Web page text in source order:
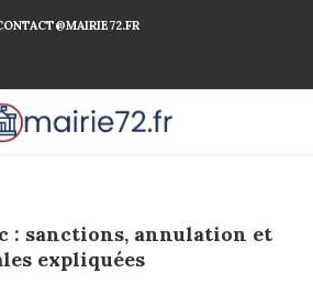
: sanctions, annulation et
expliquées